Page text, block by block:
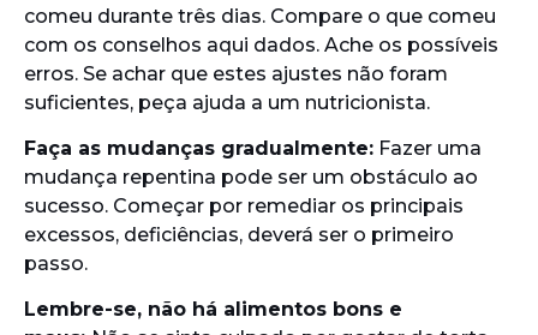
comeu durante três dias. Compare o que comeu
com os conselhos aqui dados. Ache os possíveis
erros. Se achar que estes ajustes não foram
suficientes, peça ajuda a um nutricionista.
Faça as mudanças gradualmente: Fazer uma
mudança repentina pode ser um obstáculo ao
sucesso. Começar por remediar os principais
excessos, deficiências, deverá ser o primeiro
passo.
Lembre-se, não há alimentos bons e